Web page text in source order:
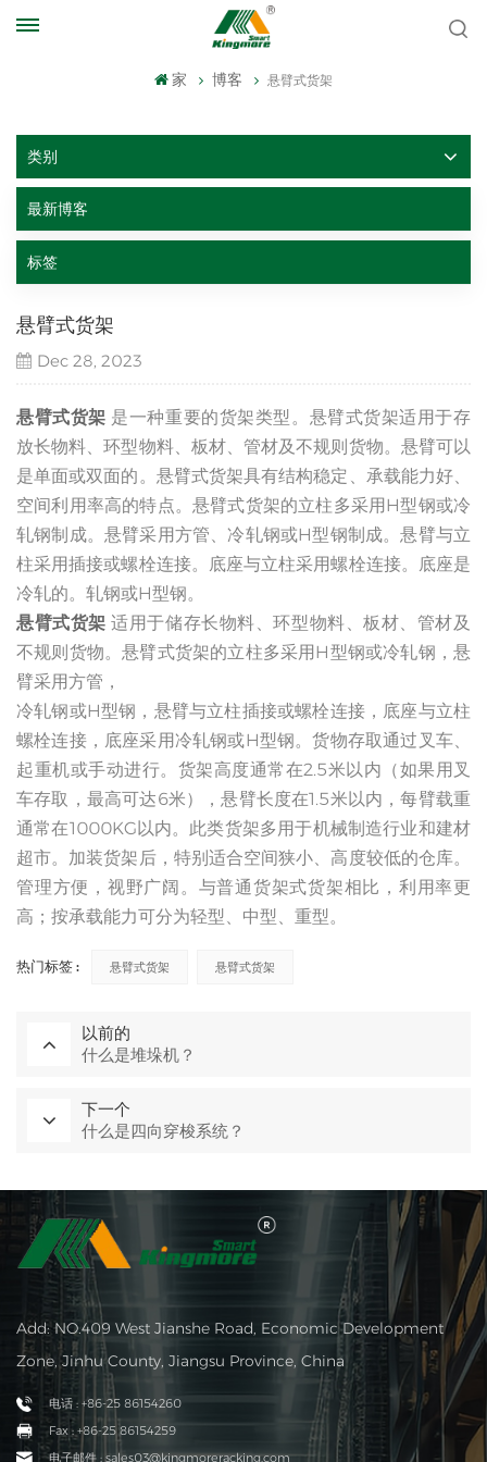
家 博客 悬臂式货架
类别
最新博客
标签
悬臂式货架
Dec 28, 2023
悬臂式货架 是一种重要的货架类型。悬臂式货架适用于存
放长物料、环型物料、板材、管材及不规则货物。悬臂可以
是单面或双面的。悬臂式货架具有结构稳定、承载能力好、
空间利用率高的特点。悬臂式货架的立柱多采用H型钢或冷
轧钢制成。悬臂采用方管、冷轧钢或H型钢制成。悬臂与立
柱采用插接或螺栓连接。底座与立柱采用螺栓连接。底座是
冷轧的。轧钢或H型钢。
悬臂式货架 适用于储存长物料、环型物料、板材、管材及
不规则货物。悬臂式货架的立柱多采用H型钢或冷轧钢，悬
臂采用方管，
冷轧钢或H型钢，悬臂与立柱插接或螺栓连接，底座与立柱
螺栓连接，底座采用冷轧钢或H型钢。货物存取通过叉车、
起重机或手动进行。货架高度通常在2.5米以内（如果用叉
车存取，最高可达6米），悬臂长度在1.5米以内，每臂载重
通常在1000KG以内。此类货架多用于机械制造行业和建材
超市。加装货架后，特别适合空间狭小、高度较低的仓库。
管理方便，视野广阔。与普通货架式货架相比，利用率更
高；按承载能力可分为轻型、中型、重型。
热门标签 : 悬臂式货架 悬臂式货架
以前的
什么是堆垛机？
下一个
什么是四向穿梭系统？
Add: NO.409 West Jianshe Road, Economic Development
Zone, Jinhu County, Jiangsu Province, China
电话 : +86-25 86154260
Fax : +86-25 86154259
电子邮件 : sales03@kingmoreracking.com